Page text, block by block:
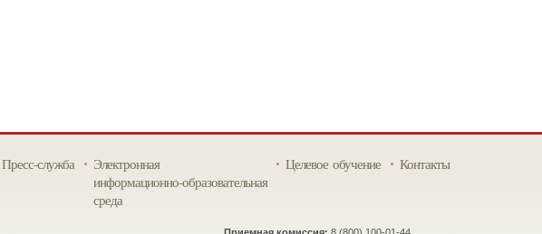
Пресс-служба
Электронная
информационно-образовательная
среда
Целевое обучение Контакты